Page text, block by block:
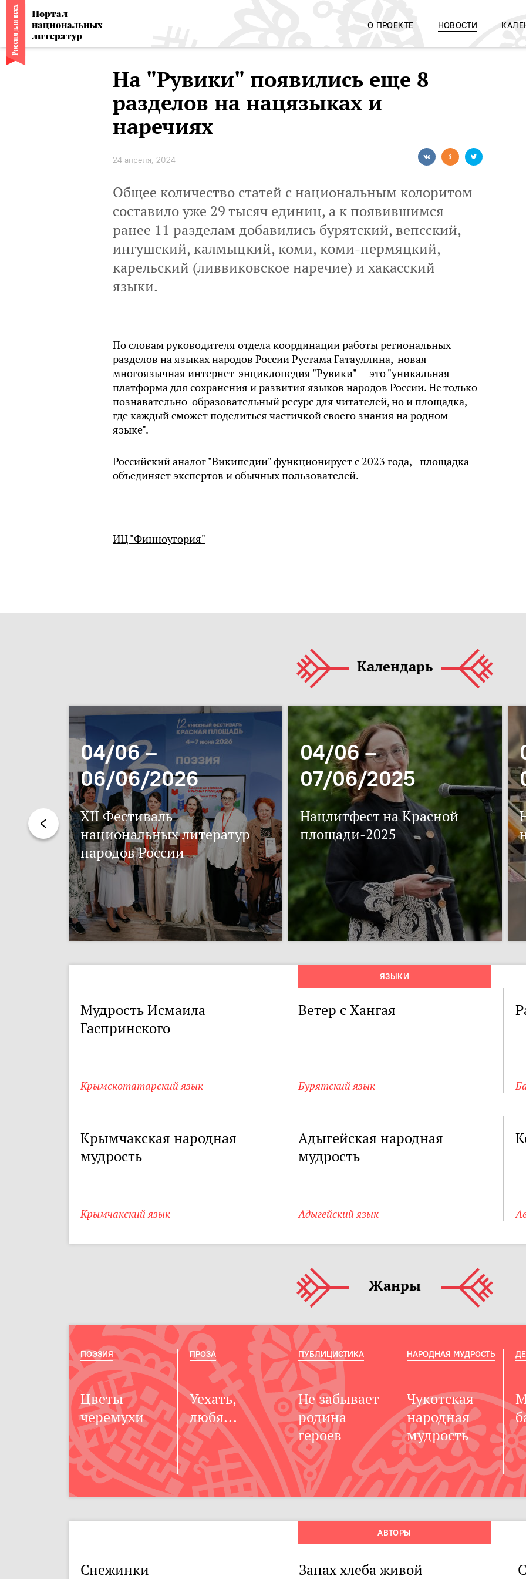
Портал
национальных
литератур
О ПРОЕКТЕ НОВОСТИ
На "Рувики" появились еще 8
разделов на нацязыках и
наречиях
24 апреля, 2024
Общее количество статей с национальным колоритом
составило уже 29 тысяч единиц, а к появившимся
ранее 11 разделам добавились бурятский, вепсский,
ингушский, калмыцкий, коми, коми-пермяцкий,
карельский (ливвиковское наречие) и хакасский
языки.
По словам руководителя отдела координации работы региональных
разделов на языках народов России Рустама Гатауллина, новая
многоязычная интернет-энциклопедия "Рувики" — это "уникальная
платформа для сохранения и развития языков народов России. Не только
познавательно-образовательный ресурс для читателей, но и площадка,
где каждый сможет поделиться частичкой своего знания на родном
языке".
Российский аналог "Википедии" функционирует с 2023 года, - площадка
объединяет экспертов и обычных пользователей.
ИЦ "Финноугория"
Календарь
04/06 –
06/06/2026
XII Фестиваль
национальных литератур
народов России
04/06 –
07/06/2025
Нацлитфест на Красной
площади-2025
ЯЗЫКИ
Мудрость Исмаила
Гаспринского
Крымскотатарский язык
Ветер с Хангая
Бурятский язык
Крымчакская народная
мудрость
Крымчакский язык
Адыгейская народная
мудрость
Адыгейский язык
Жанры
Цветы
черемухи
ПОЭЗИЯ
Уехать,
любя...
ПРОЗА
Не забывает
родина
героев
ПУБЛИЦИСТИКА
Чукотская
народная
мудрость
НАРОДНАЯ МУДРОСТЬ
АВТОРЫ
Снежинки Запах хлеба живой